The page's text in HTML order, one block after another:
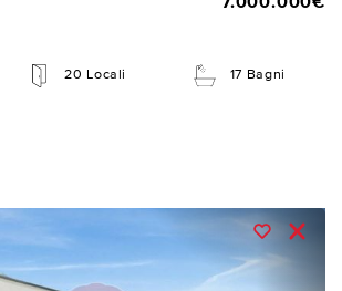
20 Locali 17 Bagni